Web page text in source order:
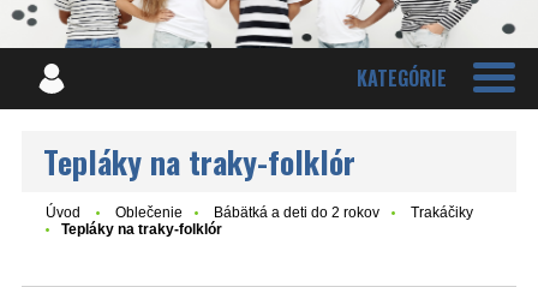
KATEGÓRIE
Tepláky na traky-folklór
Úvod Oblečenie Bábätká a deti do 2 rokov
Trakáčiky
Tepláky na traky-folklór